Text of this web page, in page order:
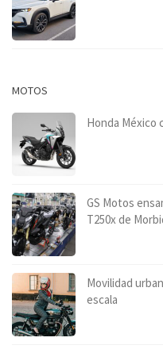
MOTOS
Honda México
GS Motos
T250x de
Movilidad
escala